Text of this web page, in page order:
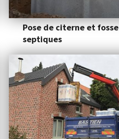
Pose de citerne et fosse
septiques